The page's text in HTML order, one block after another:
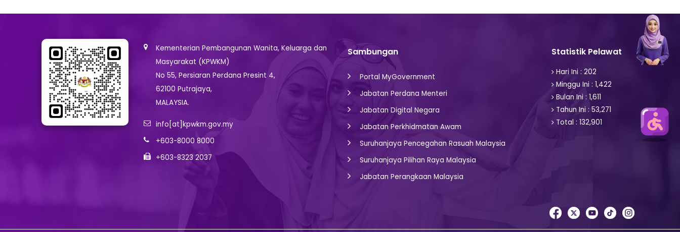
Kementerian Pembangunan Wanita, Keluarga dan
Masyarakat (KPWKM)
No 55, Persiaran Perdana Presint 4,
62100 Putrajaya,
MALAYSIA.
info[at]kpwkm.gov.my
+603-8000 8000
+603-8323 2037
Sambungan
Portal MyGovernment
Jabatan Perdana Menteri
Jabatan Digital Negara
Jabatan Perkhidmatan Awam
Suruhanjaya Pencegahan Rasuah Malaysia
Suruhanjaya Pilihan Raya Malaysia
Jabatan Perangkaan Malaysia
Statistik Pelawat
Hari Ini : 202
Minggu Ini : 1,422
Bulan Ini : 1,611
Tahun Ini : 53,271
Total : 132,901